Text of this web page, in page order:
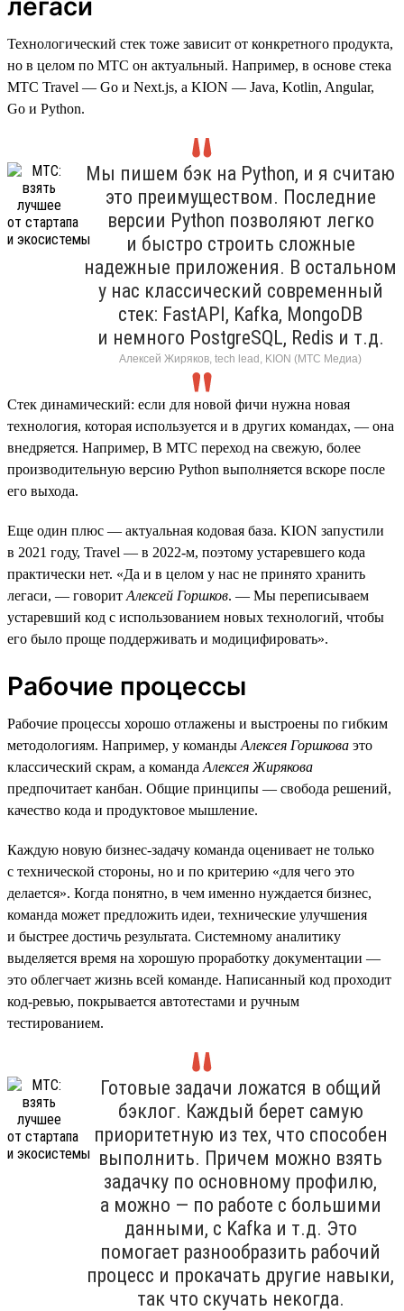
легаси
Технологический стек тоже зависит от конкретного продукта,
но в целом по МТС он актуальный. Например, в основе стека
МТС Travel — Go и Next.js, а KION — Java, Kotlin, Angular,
Go и Python.
Мы пишем бэк на Python, и я считаю
это преимуществом. Последние
версии Python позволяют легко
и быстро строить сложные
надежные приложения. В остальном
у нас классический современный
стек: FastAPI, Kafka, MongoDB
и немного PostgreSQL, Redis и т.д.
Алексей Жиряков, tech lead, KION (МТС Медиа)
Стек динамический: если для новой фичи нужна новая
технология, которая используется и в других командах, — она
внедряется. Например, В МТС переход на свежую, более
производительную версию Python выполняется вскоре после
его выхода.
Еще один плюс — актуальная кодовая база. KION запустили
в 2021 году, Travel — в 2022-м, поэтому устаревшего кода
практически нет. «Да и в целом у нас не принято хранить
легаси, — говорит Алексей Горшков. — Мы переписываем
устаревший код с использованием новых технологий, чтобы
его было проще поддерживать и модицифировать».
Рабочие процессы
Рабочие процессы хорошо отлажены и выстроены по гибким
методологиям. Например, у команды Алексея Горшкова это
классический скрам, а команда Алексея Жирякова
предпочитает канбан. Общие принципы — свобода решений,
качество кода и продуктовое мышление.
Каждую новую бизнес-задачу команда оценивает не только
с технической стороны, но и по критерию «для чего это
делается». Когда понятно, в чем именно нуждается бизнес,
команда может предложить идеи, технические улучшения
и быстрее достичь результата. Системному аналитику
выделяется время на хорошую проработку документации —
это облегчает жизнь всей команде. Написанный код проходит
код-ревью, покрывается автотестами и ручным
тестированием.
Готовые задачи ложатся в общий
бэклог. Каждый берет самую
приоритетную из тех, что способен
выполнить. Причем можно взять
задачку по основному профилю,
а можно — по работе с большими
данными, с Kafka и т.д. Это
помогает разнообразить рабочий
процесс и прокачать другие навыки,
так что скучать некогда.